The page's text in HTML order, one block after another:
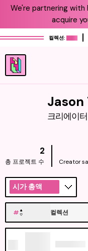
We're partnering with
acquire
컬렉션:
Jason
크리에이터
2
총 프로젝트 수 Creator
시가 총액
# 컬렉션